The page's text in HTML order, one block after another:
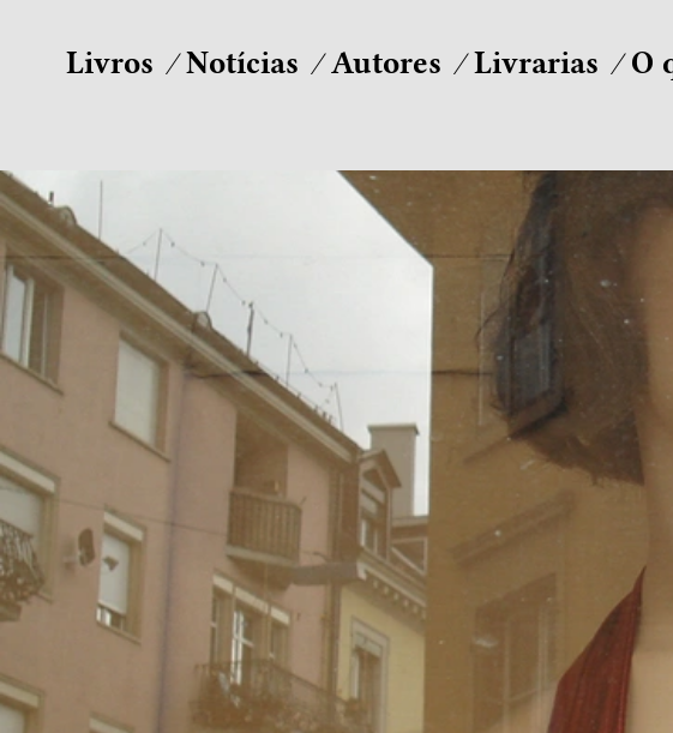
Livros Notícias Autores Livrarias O